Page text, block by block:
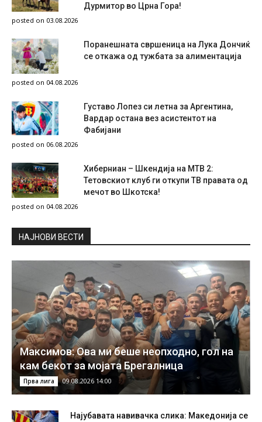
Дурмитор во Црна Гора!
posted on 03.08.2026
Поранешната свршеница на Лука Дончиќ
се откажа од тужбата за алиментација
posted on 04.08.2026
Густаво Лопез си летна за Аргентина,
Вардар остана вез асистентот на
Фабијани
posted on 06.08.2026
Хиберниан – Шкендија на МТВ 2:
Тетовскиот клуб ги откупи ТВ правата од
мечот во Шкотска!
posted on 04.08.2026
НAЈНОВИ ВЕСТИ
Максимов: Ова ми беше неопходно, гол на
кам бекот за мојата Брегалница
Прва лига 09.08.2026 14:00
Најубавата навивачка слика: Македонија се